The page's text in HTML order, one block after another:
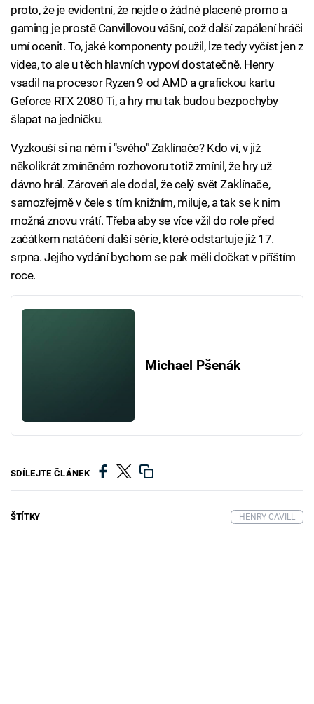
proto, že je evidentní, že nejde o žádné placené promo a
gaming je prostě Canvillovou vášní, což další zapálení hráči
umí ocenit. To, jaké komponenty použil, lze tedy vyčíst jen z
videa, to ale u těch hlavních vypoví dostatečně. Henry
vsadil na procesor Ryzen 9 od AMD a grafickou kartu
Geforce RTX 2080 Ti, a hry mu tak budou bezpochyby
šlapat na jedničku.
Vyzkouší si na něm i "svého" Zaklínače? Kdo ví, v již
několikrát zmíněném rozhovoru totiž zmínil, že hry už
dávno hrál. Zároveň ale dodal, že celý svět Zaklínače,
samozřejmě v čele s tím knižním, miluje, a tak se k nim
možná znovu vrátí. Třeba aby se více vžil do role před
začátkem natáčení další série, které odstartuje již 17.
srpna. Jejího vydání bychom se pak měli dočkat v příštím
roce.
Michael Pšenák
SDÍLEJTE ČLÁNEK
ŠTÍTKY HENRY CAVILL